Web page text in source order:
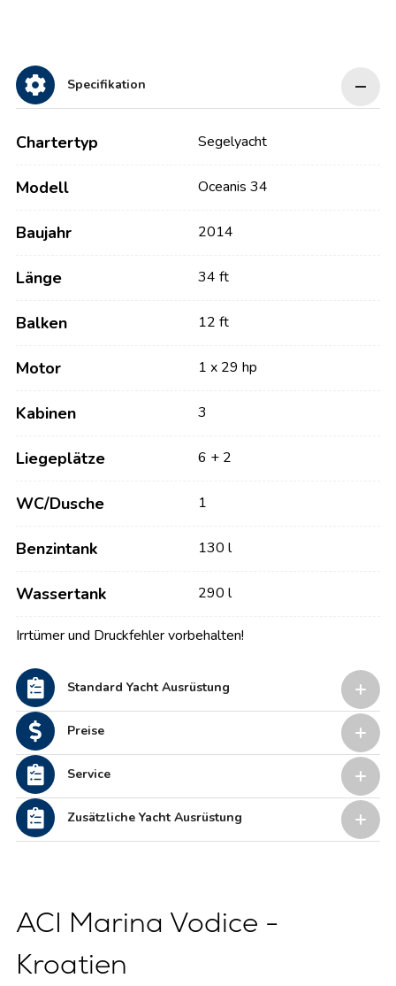
Specifikation
Chartertyp Segelyacht
Modell Oceanis 34
Baujahr 2014
Länge 34 ft
Balken 12 ft
Motor 1 x 29 hp
Kabinen 3
Liegeplätze 6 + 2
WC/Dusche 1
Benzintank 130 l
Wassertank 290 l
Irrtümer und Druckfehler vorbehalten!
Standard Yacht Ausrüstung
Preise
Service
Zusätzliche Yacht Ausrüstung
ACI Marina Vodice -
Kroatien